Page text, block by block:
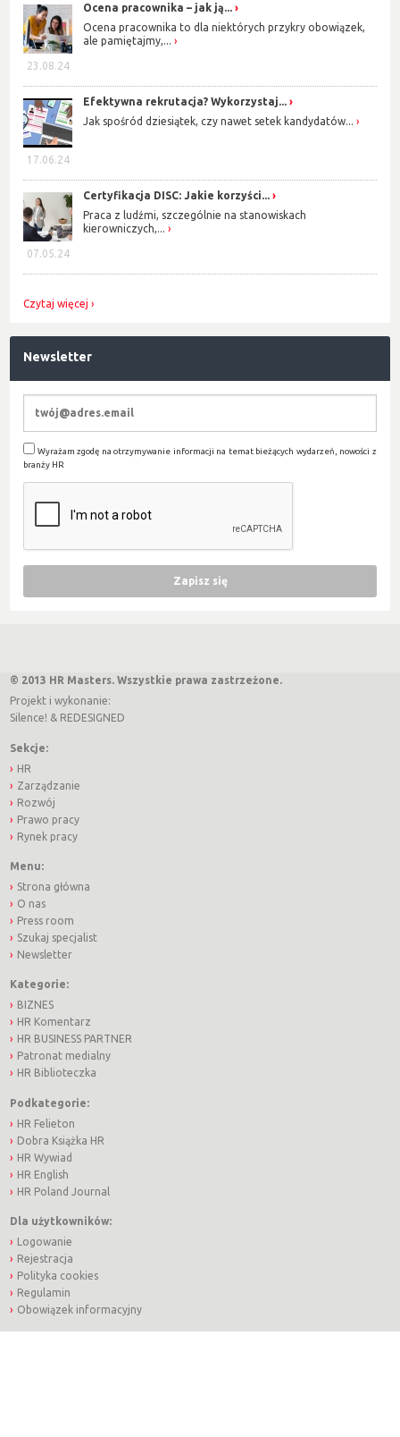
23.08.24
Ocena pracownika – jak ją...
Ocena pracownika to dla niektórych przykry obowiązek,
ale pamiętajmy,...
17.06.24
Efektywna rekrutacja? Wykorzystaj...
Jak spośród dziesiątek, czy nawet setek kandydatów...
07.05.24
Certyfikacja DISC: Jakie korzyści...
Praca z ludźmi, szczególnie na stanowiskach
kierowniczych,...
Czytaj więcej
Newsletter
Wyrażam zgodę na otrzymywanie informacji na temat bieżących wydarzeń, nowości z
branży HR
© 2013 HR Masters. Wszystkie prawa zastrzeżone.
Projekt i wykonanie:
Silence! & REDESIGNED
Sekcje:
HR
Zarządzanie
Rozwój
Prawo pracy
Rynek pracy
Menu:
Strona główna
O nas
Press room
Szukaj specjalist
Newsletter
Kategorie:
BIZNES
HR Komentarz
HR BUSINESS PARTNER
Patronat medialny
HR Biblioteczka
Podkategorie:
HR Felieton
Dobra Książka HR
HR Wywiad
HR English
HR Poland Journal
Dla użytkowników:
Logowanie
Rejestracja
Polityka cookies
Regulamin
Obowiązek informacyjny